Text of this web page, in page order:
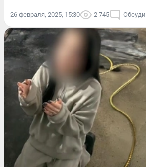
26 февраля, 2025, 15:30 2 745